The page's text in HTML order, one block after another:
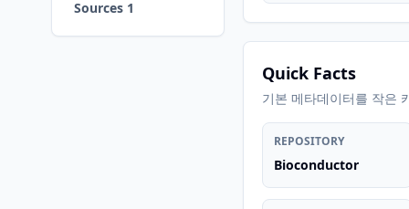
Sources 1
Quick Facts
기본 메타데이터를 작은
REPOSITORY
Bioconductor